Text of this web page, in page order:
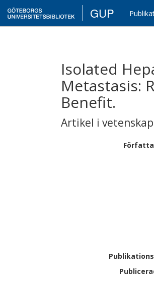
GUP
Isolated
Metastasis:
Benefit.
Artikel i